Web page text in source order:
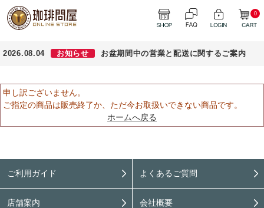
0
2026.08.04 お知らせ お盆期間中の営業と配送に関するご案内
申し訳ございません。
ご指定の商品は販売終了か、ただ今お取扱いできない商品です。
ホームへ戻る
ご利用ガイド よくあるご質問
店舗案内 会社概要